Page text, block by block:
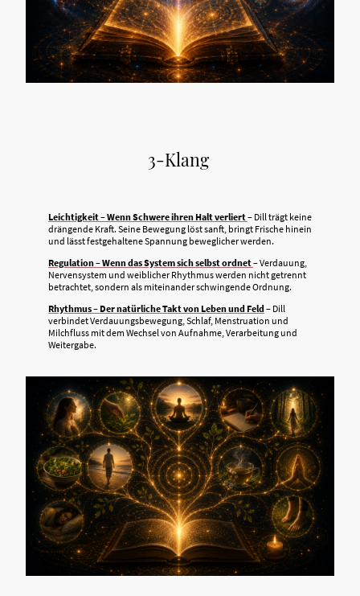
3-Klang
Leichtigkeit – Wenn Schwere ihren Halt verliert– Dill trägt keine
drängende Kraft. Seine Bewegung löst sanft, bringt Frische hinein
und lässt festgehaltene Spannung beweglicher werden.
Regulation – Wenn das System sich selbst ordnet– Verdauung,
Nervensystem und weiblicher Rhythmus werden nicht getrennt
betrachtet, sondern als miteinander schwingende Ordnung.
Rhythmus – Der natürliche Takt von Leben und Feld– Dill
verbindet Verdauungsbewegung, Schlaf, Menstruation und
Milchfluss mit dem Wechsel von Aufnahme, Verarbeitung und
Weitergabe.